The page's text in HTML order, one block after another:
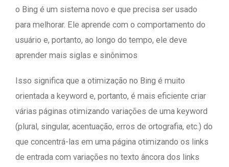
o Bing é um sistema novo e que precisa ser usado
para melhorar. Ele aprende com o comportamento do
usuário e, portanto, ao longo do tempo, ele deve
aprender mais siglas e sinônimos
Isso significa que a otimização no Bing é muito
orientada a keyword e, portanto, é mais eficiente criar
várias páginas otimizando variações de uma keyword
(plural, singular, acentuação, erros de ortografia, etc.) do
que concentrá-las em uma página otimizando os links
de entrada com variações no texto âncora dos links